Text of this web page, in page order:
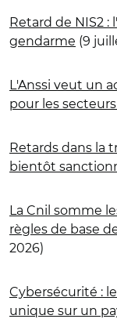
Retard de NIS2 :
gendarme (9
L'Anssi veut un
pour les
Retards dans la
bientôt
La Cnil somme
règles de base
2026)
Cybersécurité :
unique sur un